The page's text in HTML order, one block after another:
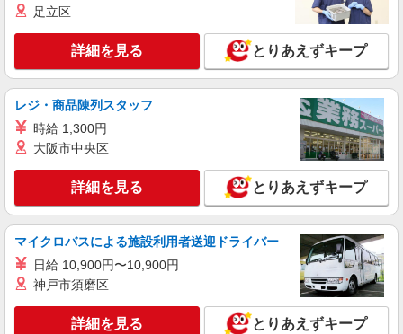
キープ 詳細を見る
株式会社綜合キャリアオプション（1314VJ0805G36★63-S-T2）
ステレンス鋼製品づくり/日払いOK
時給1,300円〜1,625円 ※経験・能力による
※時間外・深夜手当含む 【月収例】25万5000円(7
時間35分×7日+7時間55分×14日+残業・深夜手当)
交通費：既定支給
山梨県北杜市長坂町
キープ 詳細を見る
足立区
詳細を見る とりあえずキープ
レジ・商品陳列スタッフ
時給 1,300円
大阪市中央区
詳細を見る とりあえずキープ
マイクロバスによる施設利用者送迎ドライバー
日給 10,900円〜10,900円
神戸市須磨区
詳細を見る とりあえずキープ